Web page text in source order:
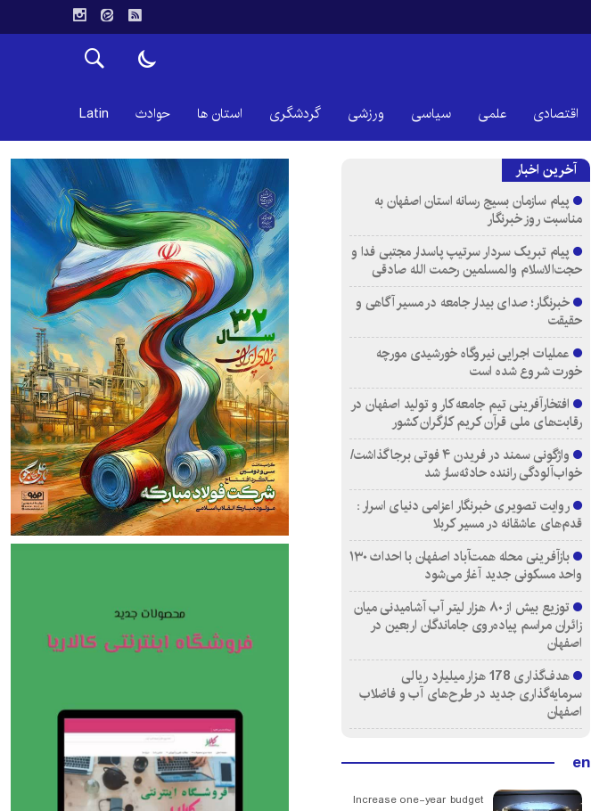
اقتصادی علمی سیاسی ورزشی گردشگری استان ها حوادث Latin
آخرین اخبار
پیام سازمان بسیج رسانه استان اصفهان به
مناسبت روز خبرنگار
پیام تبریک سردار سرتیپ پاسدار مجتبی فدا و
حجت‌الاسلام والمسلمین رحمت الله صادقی
خبرنگار؛ صدای بیدار جامعه در مسیر آگاهی و
حقیقت
عملیات اجرایی نیروگاه خورشیدی مورچه
خورت شروع شده است
افتخارآفرینی تیم جامعه کار و تولید اصفهان در
رقابت‌های ملی قرآن کریم کارگران کشور
واژگونی سمند در فریدن ۴ فوتی برجا گذاشت/
خواب‌آلودگی راننده حادثه‌ساز شد
روایت تصویری خبرنگار اعزامی دنیای اسرار :
قدم‌های عاشقانه در مسیر کربلا
بازآفرینی محله همت‌آباد اصفهان با احداث ۱۳۰
واحد مسکونی جدید آغاز می‌شود
توزیع بیش از ۸۰ هزار لیتر آب آشامیدنی میان
زائران مراسم پیاده‌روی جاماندگان اربعین در
اصفهان
هدف‌گذاری 178 هزار میلیارد ریالی
سرمایه‌گذاری جدید در طرح‌های آب و فاضلاب
اصفهان
en
Increase one-year budget